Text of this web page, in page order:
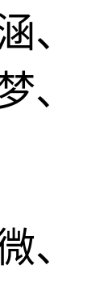
、
、
、